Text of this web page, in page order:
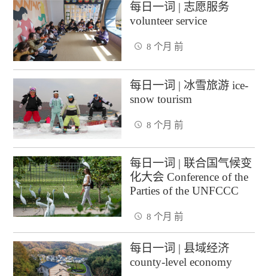
每日一词 | 志愿服务
volunteer service
8 个月 前
每日一词 | 冰雪旅游 ice-
snow tourism
8 个月 前
每日一词 | 联合国气候变
化大会 Conference of the
Parties of the UNFCCC
8 个月 前
每日一词 | 县域经济
county-level economy